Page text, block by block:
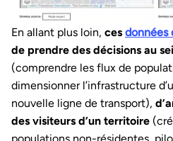
En allant plus loin, ces données
de prendre des décisions au
(comprendre les flux de
dimensionner l’infrastructure
nouvelle ligne de transport),
des visiteurs d’un territoire